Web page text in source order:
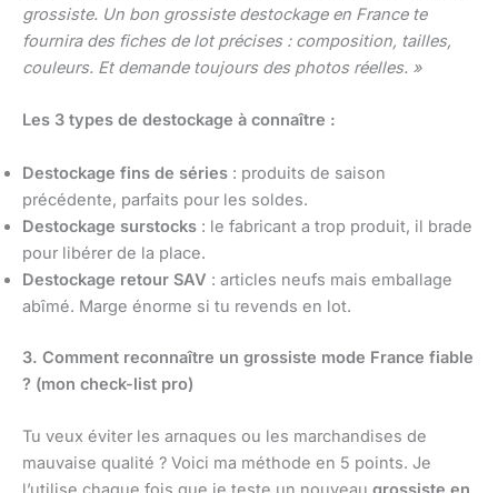
grossiste. Un bon grossiste destockage en France te
fournira des fiches de lot précises : composition, tailles,
couleurs. Et demande toujours des photos réelles. »
Les 3 types de destockage à connaître :
Destockage fins de séries : produits de saison
précédente, parfaits pour les soldes.
Destockage surstocks : le fabricant a trop produit, il brade
pour libérer de la place.
Destockage retour SAV : articles neufs mais emballage
abîmé. Marge énorme si tu revends en lot.
3. Comment reconnaître un grossiste mode France fiable
? (mon check-list pro)
Tu veux éviter les arnaques ou les marchandises de
mauvaise qualité ? Voici ma méthode en 5 points. Je